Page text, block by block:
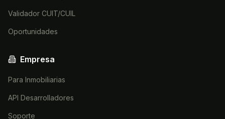
Validador CUIT/CUIL
Oportunidades
Empresa
Para Inmobiliarias
API Desarrolladores
Soporte